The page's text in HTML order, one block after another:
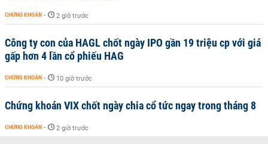
CHỨNG KHOÁN - 2 giờ trước
Công ty con của HAGL chốt ngày IPO gần 19 triệu cp với giá
gấp hơn 4 lần cổ phiếu HAG
CHỨNG KHOÁN - 10 giờ trước
Chứng khoán VIX chốt ngày chia cổ tức ngay trong tháng 8
CHỨNG KHOÁN - 2 giờ trước